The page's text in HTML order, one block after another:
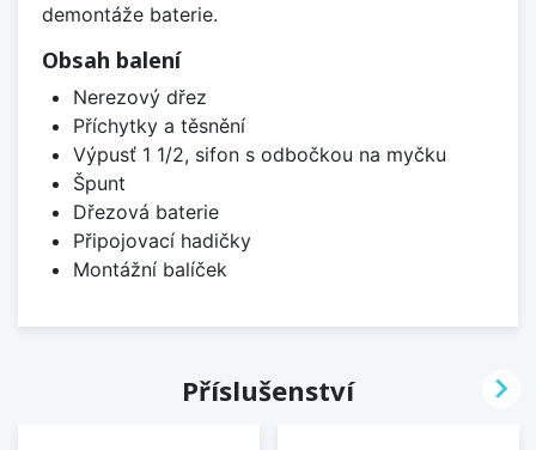
demontáže baterie.
Obsah balení
Nerezový dřez
Příchytky a těsnění
Výpusť 1 1/2, sifon s odbočkou na myčku
Špunt
Dřezová baterie
Připojovací hadičky
Montážní balíček
Příslušenství 